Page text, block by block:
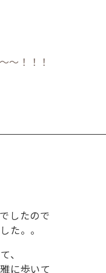
～！！！
したので
た。。
、
に歩いて